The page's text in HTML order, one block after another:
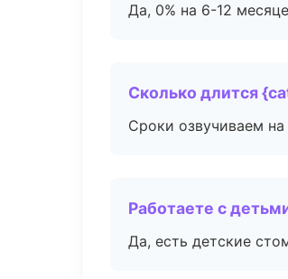
Да, 0% на 6-12
Сколько длится
Сроки озвучиваем на
Работаете с
Да, есть детские